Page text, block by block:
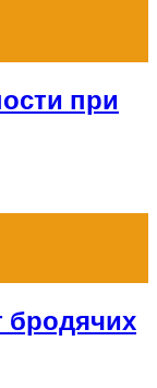
при
бродячих